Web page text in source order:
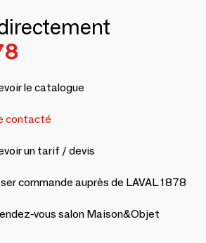
le catalogue
contacté
un tarif / devis
commande auprès de LAVAL 1878
vous salon Maison&Objet